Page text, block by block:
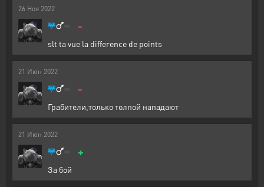
26 Ноя 2022
-
slt ta vue la difference de points
21 Июн 2022
-
Грабители,только толпой нападают
21 Июн 2022
+
За бой